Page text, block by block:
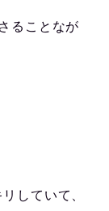
ることなが
していて、